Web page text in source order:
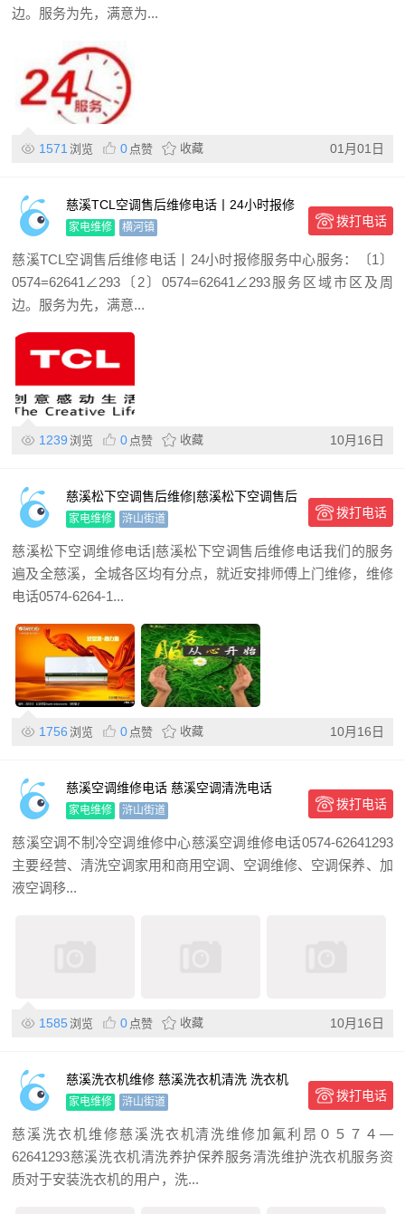
边。服务为先，满意为...
1571 浏览 0 点赞 收藏 01月01日
慈溪TCL空调售后维修电话丨24小时报修
服务中心
家电维修 横河镇 拨打电话
慈溪TCL空调售后维修电话丨24小时报修服务中心服务：〔1〕
0574=62641∠293〔2〕0574=62641∠293服务区域市区及周
边。服务为先，满意...
1239 浏览 0 点赞 收藏 10月16日
慈溪松下空调售后维修|慈溪松下空调售后
维修电话
家电维修 浒山街道 拨打电话
慈溪松下空调维修电话|慈溪松下空调售后维修电话我们的服务
遍及全慈溪，全城各区均有分点，就近安排师傅上门维修，维修
电话0574-6264-1...
1756 浏览 0 点赞 收藏 10月16日
慈溪空调维修电话 慈溪空调清洗电话
家电维修 浒山街道 拨打电话
慈溪空调不制冷空调维修中心慈溪空调维修电话0574-62641293
主要经营、清洗空调家用和商用空调、空调维修、空调保养、加
液空调移...
1585 浏览 0 点赞 收藏 10月16日
慈溪洗衣机维修 慈溪洗衣机清洗 洗衣机
上门维修服务
家电维修 浒山街道 拨打电话
慈溪洗衣机维修慈溪洗衣机清洗维修加氟利昂０５７４—
62641293慈溪洗衣机清洗养护保养服务清洗维护洗衣机服务资
质对于安装洗衣机的用户，洗...